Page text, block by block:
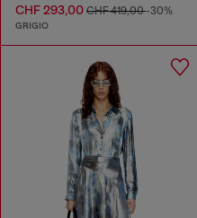
CHF 293,00 CHF 419,00-30%
GRIGIO